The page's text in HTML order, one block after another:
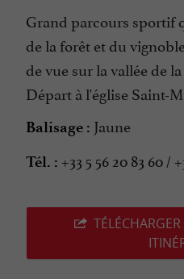
Grand parcours sportif
de la forêt et du
de vue sur la vallée de
Départ à l'église Saint-
Balisage : Jaune
Tél. : +33 5 56 20 83 60 /